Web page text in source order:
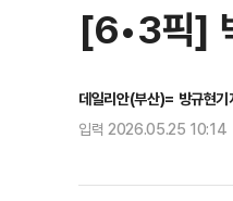
[6•3픽]
데일리안(부산)= 방규
입력 2026.05.25